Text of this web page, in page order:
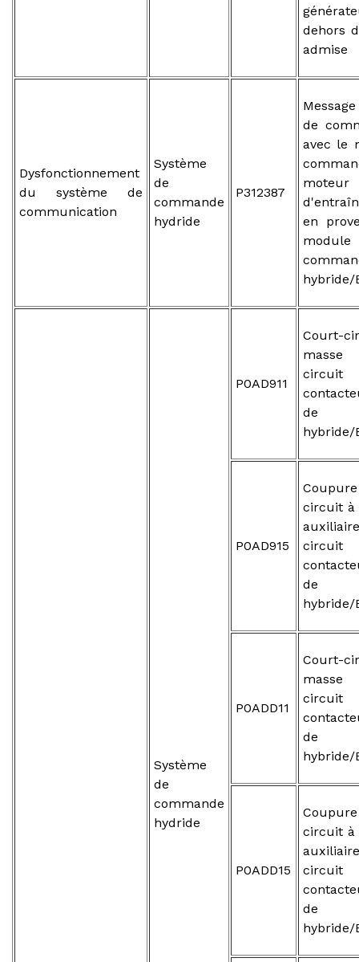
dehors
admise
Dysfonctionnement
du système de
communication
Système
de
commande
hydride
P312387
de
avec le
moteur
en
hybride/
Système
de
commande
hydride
P0AD911
Court-
de
hybride/
P0AD915
circuit à
de
hybride/
P0ADD11
Court-
de
hybride/
P0ADD15
circuit à
de
hybride/